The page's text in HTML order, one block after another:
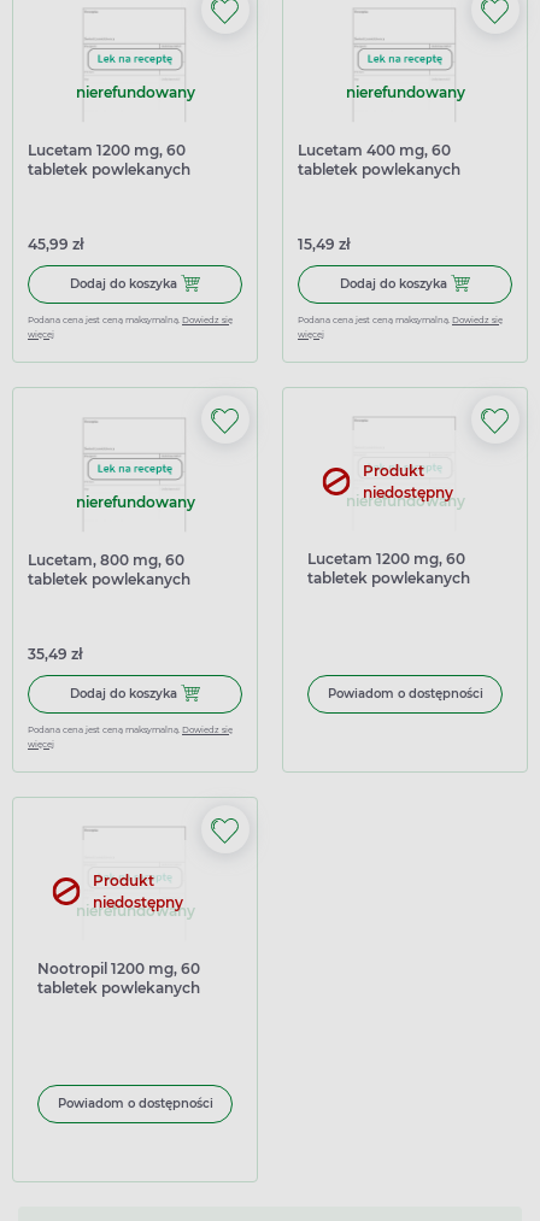
nierefundowany
Lucetam 1200 mg, 60
tabletek powlekanych
45,99 zł
Dodaj do koszyka Dodaj do koszyka Lucetam 1200 mg, 60 tabletek
Podana cena jest ceną maksymalną. Dowiedz się
więcej
nierefundowany
Lucetam 400 mg, 60
tabletek powlekanych
15,49 zł
Dodaj do koszyka Dodaj do
Podana cena jest ceną maksymalną. Dowiedz się
więcej
nierefundowany
Lucetam, 800 mg, 60
tabletek powlekanych
35,49 zł
Dodaj do koszyka Dodaj do koszyka Lucetam, 800 mg, 60 tabletek
Podana cena jest ceną maksymalną. Dowiedz się
więcej
nierefundowany
Produkt
niedostępny
Lucetam 1200 mg, 60
tabletek powlekanych
Powiadom o dostępności
nierefundowany
Produkt
niedostępny
Nootropil 1200 mg, 60
tabletek powlekanych
Powiadom o dostępności